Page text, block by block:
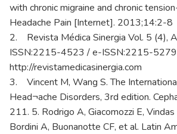
with chronic migraine and chronic
Headache Pain [Internet]. 2013;14:2-8
2. Revista Médica Sinergia Vol. 5 (4),
ISSN:2215-4523 / e-ISSN:2215-5279
http://revistamedicasinergia.com
3. Vincent M, Wang S. The
Head¬ache Disorders, 3rd edition.
211. 5. Rodrigo A, Giacomozzi E,
Bordini A, Buonanotte CF, et al. Latin